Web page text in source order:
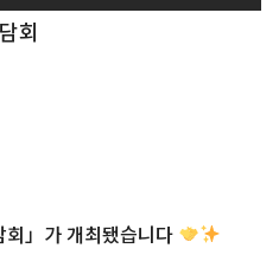
회
회」가 개최됐습니다